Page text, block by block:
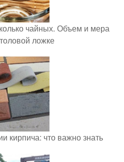
чайных. Объем и мера
ложке
кирпича: что важно знать